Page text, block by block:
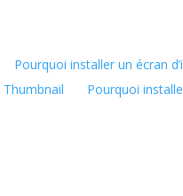
Pourquoi installer un écran
Pourquoi